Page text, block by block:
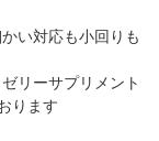
い対応も小回りも
リーサプリメント
ります